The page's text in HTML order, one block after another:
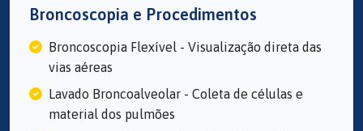
Broncoscopia e Procedimentos
Broncoscopia Flexível - Visualização direta das
vias aéreas
Lavado Broncoalveolar - Coleta de células e
material dos pulmões